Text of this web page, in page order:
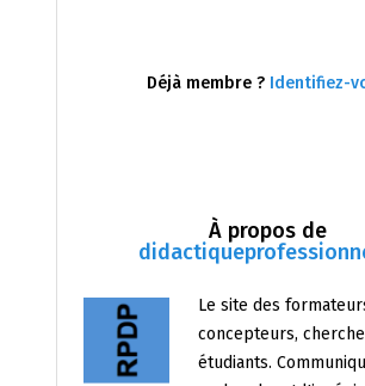
À propos de
Le site des
concepteurs,
étudiants.
Déjà membre ? Identifiez-